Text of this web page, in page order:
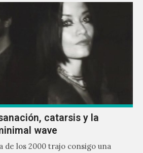
catarsis y la
wave
de los 2000 trajo consigo una